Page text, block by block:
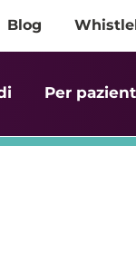
Blog
Per